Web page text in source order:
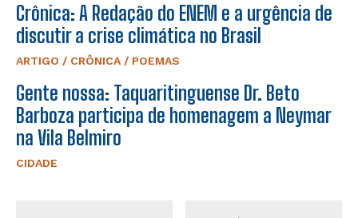
Crônica: A Redação do ENEM e a urgência de
discutir a crise climática no Brasil
ARTIGO / CRÔNICA / POEMAS
Gente nossa: Taquaritinguense Dr. Beto
Barboza participa de homenagem a Neymar
na Vila Belmiro
CIDADE